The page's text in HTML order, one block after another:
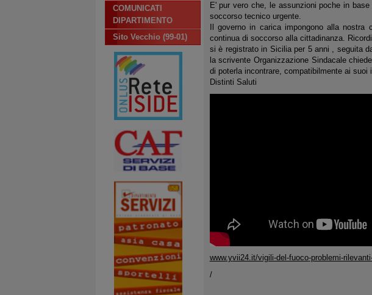
COMUNICATI
DIPARTIMENTO
Sito Vecchio (99-01)
E' pur vero che, le assunzioni poche in
soccorso tecnico urgente.
Il governo in carica impongono alla
continua di soccorso alla cittadinanza.
si è registrato in Sicilia per 5 anni , seguita
la scrivente Organizzazione Sindacale
di poterla incontrare, compatibilmente ai
Distinti Saluti
www.yvii24.it/vigili-del-fuoco-problemi-
/